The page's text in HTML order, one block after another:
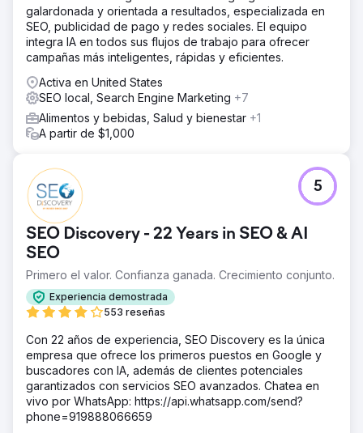
galardonada y orientada a resultados, especializada en
SEO, publicidad de pago y redes sociales. El equipo
integra IA en todos sus flujos de trabajo para ofrecer
campañas más inteligentes, rápidas y eficientes.
Activa en United States
SEO local, Search Engine Marketing +7
Alimentos y bebidas, Salud y bienestar +1
A partir de $1,000
SEO Discovery - 22 Years in SEO & AI
SEO
Primero el valor. Confianza ganada. Crecimiento conjunto.
Experiencia demostrada
553 reseñas
5
Con 22 años de experiencia, SEO Discovery es la única
empresa que ofrece los primeros puestos en Google y
buscadores con IA, además de clientes potenciales
garantizados con servicios SEO avanzados. Chatea en
vivo por WhatsApp: https://api.whatsapp.com/send?
phone=919888066659